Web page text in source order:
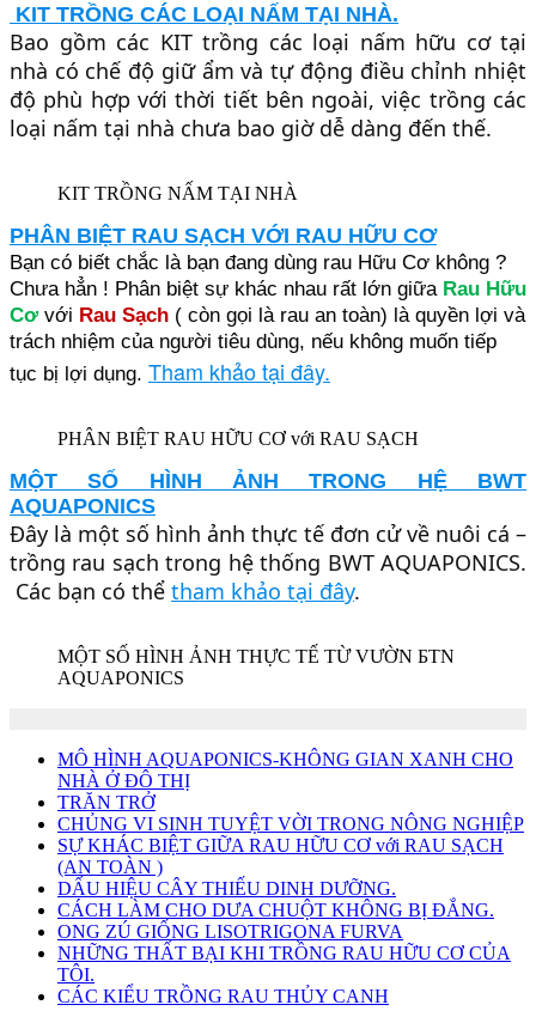
KIT TRỒNG CÁC LOẠI NẤM TẠI NHÀ.
Bao gồm các KIT trồng các loại nấm hữu cơ tại
nhà có chế độ giữ ẩm và tự động điều chỉnh nhiệt
độ phù hợp với thời tiết bên ngoài, việc trồng các
loại nấm tại nhà chưa bao giờ dễ dàng đến thế.
KIT TRỒNG NẤM TẠI NHÀ
PHÂN BIỆT RAU SẠCH VỚI RAU HỮU CƠ
Bạn có biết chắc là bạn đang dùng rau Hữu Cơ không ?
Chưa hẳn ! Phân biệt sự khác nhau rất lớn giữa Rau Hữu
Cơ với Rau Sạch ( còn gọi là rau an toàn) là quyền lợi và
trách nhiệm của người tiêu dùng, nếu không muốn tiếp
tục bị lợi dụng. Tham khảo tại đây.
PHÂN BIỆT RAU HỮU CƠ với RAU SẠCH
MỘT SỐ HÌNH ẢNH TRONG HỆ BWT
AQUAPONICS
Đây là một số hình ảnh thực tế đơn cử về nuôi cá –
trồng rau sạch trong hệ thống BWT AQUAPONICS.
Các bạn có thể tham khảo tại đây.
MỘT SỐ HÌNH ẢNH THỰC TẾ TỪ VƯỜN БTN
AQUAPONICS
MÔ HÌNH AQUAPONICS-KHÔNG GIAN XANH CHO
NHÀ Ở ĐÔ THỊ
TRĂN TRỞ
CHỦNG VI SINH TUYỆT VỜI TRONG NÔNG NGHIỆP
SỰ KHÁC BIỆT GIỮA RAU HỮU CƠ với RAU SẠCH
(AN TOÀN )
DẤU HIỆU CÂY THIẾU DINH DƯỠNG.
CÁCH LÀM CHO DƯA CHUỘT KHÔNG BỊ ĐẮNG.
ONG ZÚ GIỐNG LISOTRIGONA FURVA
NHỮNG THẤT BẠI KHI TRỒNG RAU HỮU CƠ CỦA
TÔI.
CÁC KIỂU TRỒNG RAU THỦY CANH